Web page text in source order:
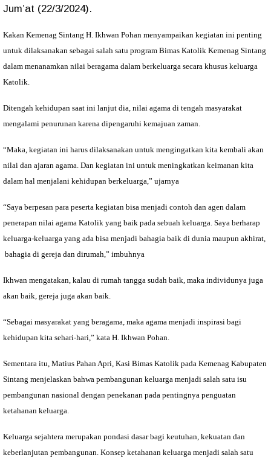
Jum’at (22/3/2024).
Kakan Kemenag Sintang H. Ikhwan Pohan menyampaikan kegiatan ini penting
untuk dilaksanakan sebagai salah satu program Bimas Katolik Kemenag Sintang
dalam menanamkan nilai beragama dalam berkeluarga secara khusus keluarga
Katolik.
Ditengah kehidupan saat ini lanjut dia, nilai agama di tengah masyarakat
mengalami penurunan karena dipengaruhi kemajuan zaman.
“Maka, kegiatan ini harus dilaksanakan untuk mengingatkan kita kembali akan
nilai dan ajaran agama. Dan kegiatan ini untuk meningkatkan keimanan kita
dalam hal menjalani kehidupan berkeluarga,” ujarnya
“Saya berpesan para peserta kegiatan bisa menjadi contoh dan agen dalam
penerapan nilai agama Katolik yang baik pada sebuah keluarga. Saya berharap
keluarga-keluarga yang ada bisa menjadi bahagia baik di dunia maupun akhirat,
bahagia di gereja dan dirumah,” imbuhnya
Ikhwan mengatakan, kalau di rumah tangga sudah baik, maka individunya juga
akan baik, gereja juga akan baik.
“Sebagai masyarakat yang beragama, maka agama menjadi inspirasi bagi
kehidupan kita sehari-hari,” kata H. Ikhwan Pohan.
Sementara itu, Matius Pahan Apri, Kasi Bimas Katolik pada Kemenag Kabupaten
Sintang menjelaskan bahwa pembangunan keluarga menjadi salah satu isu
pembangunan nasional dengan penekanan pada pentingnya penguatan
ketahanan keluarga.
Keluarga sejahtera merupakan pondasi dasar bagi keutuhan, kekuatan dan
keberlanjutan pembangunan. Konsep ketahanan keluarga menjadi salah satu